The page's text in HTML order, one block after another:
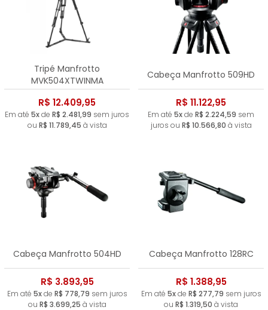
Tripé Manfrotto
MVK504XTWINMA
R$ 12.409,95
Em até 5xde R$ 2.481,99 sem juros
ou R$ 11.789,45 à vista
Cabeça Manfrotto 509HD
R$ 11.122,95
Em até 5xde R$ 2.224,59 sem
juros ou R$ 10.566,80 à vista
Cabeça Manfrotto 504HD
R$ 3.893,95
Em até 5xde R$ 778,79 sem juros
ou R$ 3.699,25 à vista
Cabeça Manfrotto 128RC
R$ 1.388,95
Em até 5xde R$ 277,79 sem juros
ou R$ 1.319,50 à vista